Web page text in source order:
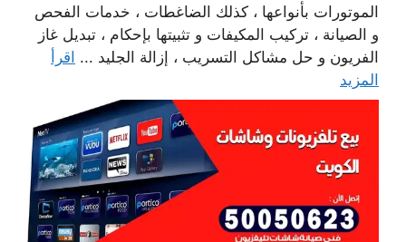
الموتورات بأنواعها ، كذلك الضاغطات ، خدمات الفحص
و الصيانة ، تركيب المكيفات و تثبيتها بإحكام ، تبديل غاز
الفريون و حل مشاكل التسريب ، إزالة الجليد ... اقرأ
المزيد